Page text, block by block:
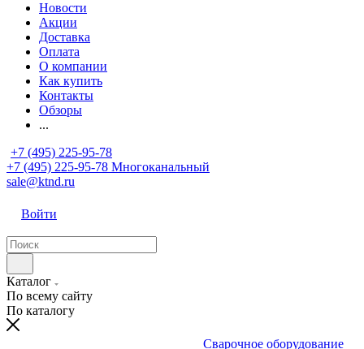
Новости
Акции
Доставка
Оплата
О компании
Как купить
Контакты
Обзоры
...
+7 (495) 225-95-78
+7 (495) 225-95-78 Многоканальный
sale@ktnd.ru
Войти
Каталог
По всему сайту
По каталогу
Сварочное оборудование